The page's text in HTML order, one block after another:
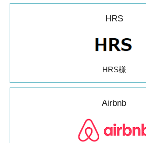
HRS
HRS様
Airbnb